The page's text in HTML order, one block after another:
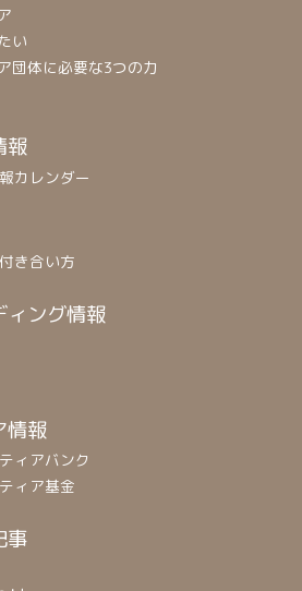
い
団体に必要な3つの力
報
カレンダー
き合い方
ィング情報
情報
ィアバンク
ィア基金
事